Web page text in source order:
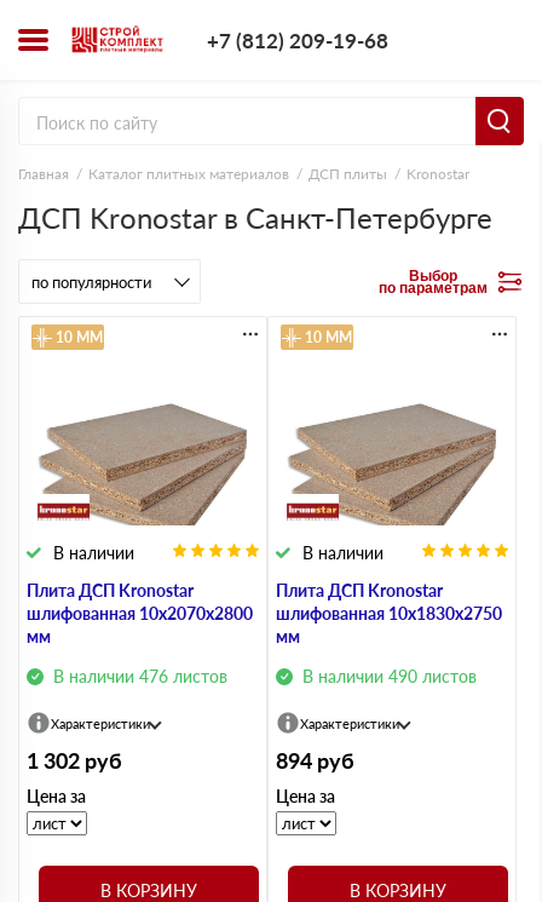
+7 (812) 209-19-68
Главная Каталог плитных материалов ДСП плиты Kronostar
ДСП Kronostar в Санкт-Петербурге
Выбор
по параметрам
Плита ДСП Kronostar
шлифованная 10х2070х2800
мм
В наличии 476 листов
В наличии
10 ММ
Характеристики
1 302 руб
Цена за
В КОРЗИНУ
Плита ДСП Kronostar
шлифованная 10х1830х2750
мм
В наличии 490 листов
В наличии
10 ММ
Характеристики
894 руб
Цена за
В КОРЗИНУ